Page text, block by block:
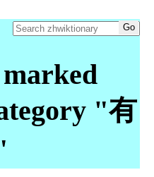
marked
"有